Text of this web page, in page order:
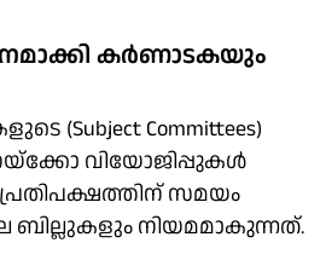
കര്‍ണാടകയും
(Subject Committees)
വിയോജിപ്പുകള്‍
സമയം
നിയമമാകുന്നത്.